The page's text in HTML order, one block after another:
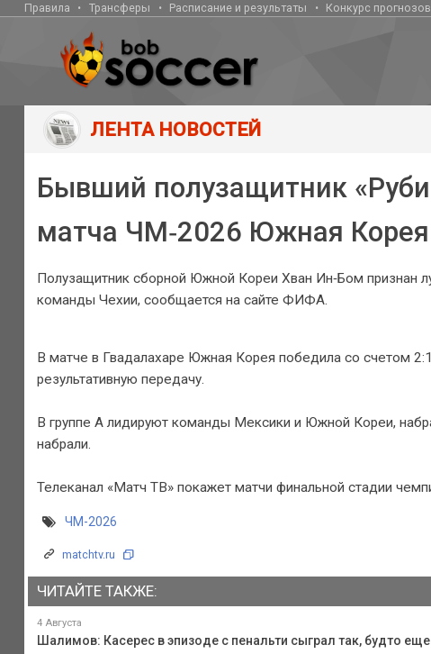
Правила Трансферы Расписание и результаты Конкурс прогнозов
ЛЕНТА НОВОСТЕЙ
Бывший полузащитник
матча ЧМ‑2026 Южная
Полузащитник сборной Южной Кореи Хван Ин‑Бом признан
команды Чехии, сообщается на сайте ФИФА.
В матче в Гвадалахаре Южная Корея победила со счетом
результативную передачу.
В группе А лидируют команды Мексики и Южной Кореи,
набрали.
Телеканал «Матч ТВ» покажет матчи финальной стадии
ЧМ-2026
matchtv.ru
ЧИТАЙТЕ ТАКЖЕ:
4 Августа
Шалимов: Касерес в эпизоде с пенальти сыграл так, будто